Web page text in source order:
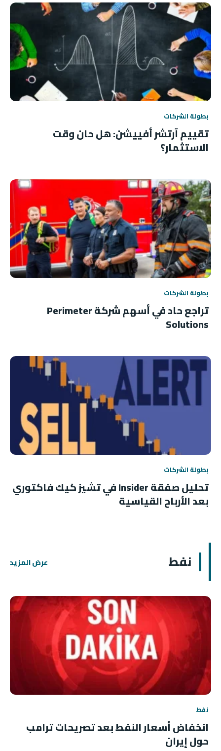
بطولة الشركات
تقييم آرتشر أفييشن: هل حان وقت
الاستثمار؟
بطولة الشركات
تراجع حاد في أسهم شركة Perimeter
Solutions
بطولة الشركات
تحليل صفقة Insider في تشيز كيك فاكتوري
بعد الأرباح القياسية
نفط عرض المزيد
نفط
انخفاض أسعار النفط بعد تصريحات ترامب
حول إيران